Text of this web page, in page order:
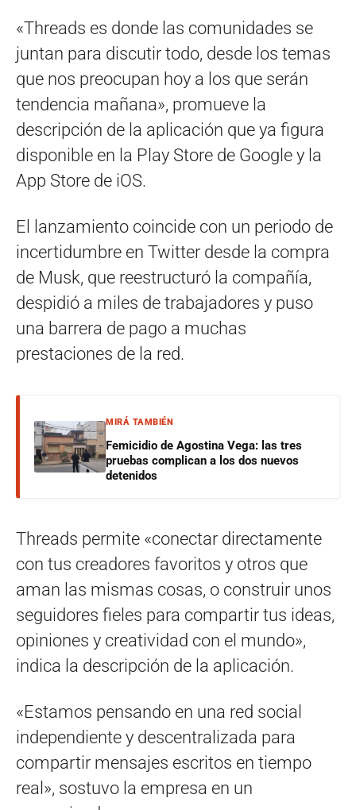
«Threads es donde las comunidades se
juntan para discutir todo, desde los temas
que nos preocupan hoy a los que serán
tendencia mañana», promueve la
descripción de la aplicación que ya figura
disponible en la Play Store de Google y la
App Store de iOS.
El lanzamiento coincide con un periodo de
incertidumbre en Twitter desde la compra
de Musk, que reestructuró la compañía,
despidió a miles de trabajadores y puso
una barrera de pago a muchas
prestaciones de la red.
MIRÁ TAMBIÉN
Femicidio de Agostina Vega: las tres
pruebas complican a los dos nuevos
detenidos
Threads permite «conectar directamente
con tus creadores favoritos y otros que
aman las mismas cosas, o construir unos
seguidores fieles para compartir tus ideas,
opiniones y creatividad con el mundo»,
indica la descripción de la aplicación.
«Estamos pensando en una red social
independiente y descentralizada para
compartir mensajes escritos en tiempo
real», sostuvo la empresa en un